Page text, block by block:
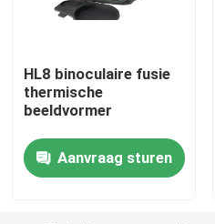
Tactische Ballistische Helm
Militaire Ballistische Platen
Kogelvrij Materiaal
HL8 binoculaire fusie
thermische
beeldvormer
Aanvraag sturen